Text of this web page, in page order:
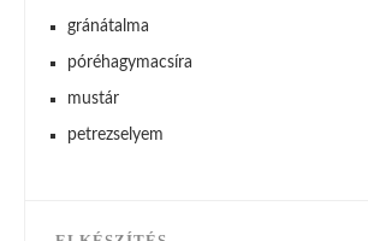
gránátalma
póréhagymacsíra
mustár
petrezselyem